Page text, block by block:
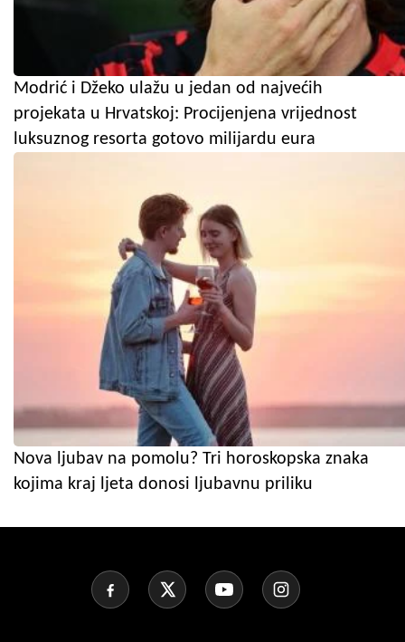
Modrić i Džeko ulažu u jedan od najvećih
projekata u Hrvatskoj: Procijenjena vrijednost
luksuznog resorta gotovo milijardu eura
Nova ljubav na pomolu? Tri horoskopska znaka
kojima kraj ljeta donosi ljubavnu priliku